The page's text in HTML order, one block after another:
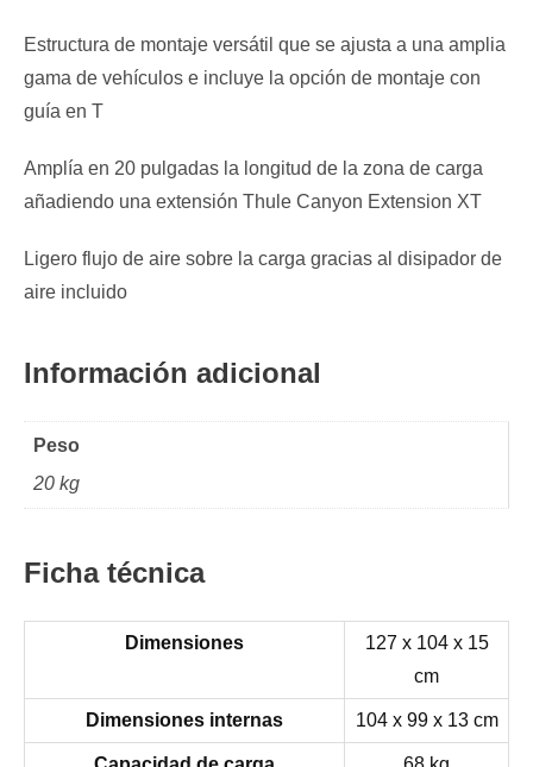
Estructura de montaje versátil que se ajusta a una amplia
gama de vehículos e incluye la opción de montaje con
guía en T
Amplía en 20 pulgadas la longitud de la zona de carga
añadiendo una extensión Thule Canyon Extension XT
Ligero flujo de aire sobre la carga gracias al disipador de
aire incluido
Información adicional
Peso
20 kg
Ficha técnica
Dimensiones
127 x 104 x 15
cm
Dimensiones internas 104 x 99 x 13 cm